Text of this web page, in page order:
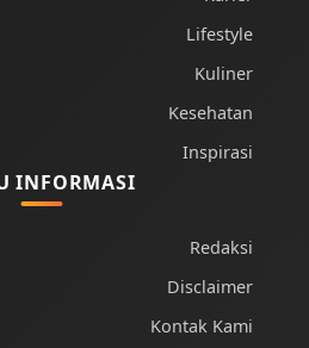
Lifestyle
Kuliner
Kesehatan
Inspirasi
INFORMASI
Redaksi
Disclaimer
Kontak Kami